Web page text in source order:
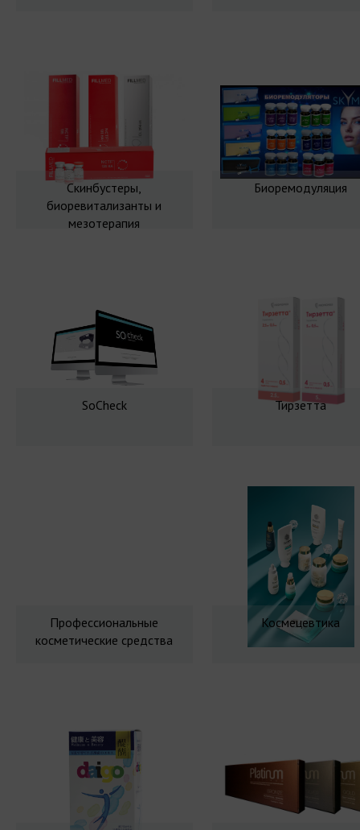
Скинбустеры,
биоревитализанты и
мезотерапия
Биоремодуляция
SoCheck Тирзетта
Профессиональные
косметические средства
Космецевтика